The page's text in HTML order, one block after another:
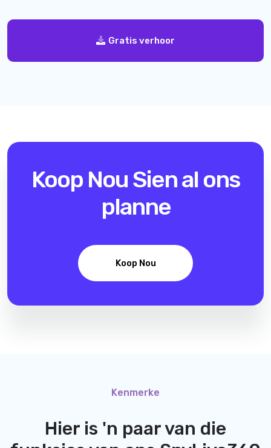
Gratis verhoor
Koop NouSien al ons
planne
Koop Nou
Kenmerke
Hier is 'n paar van die